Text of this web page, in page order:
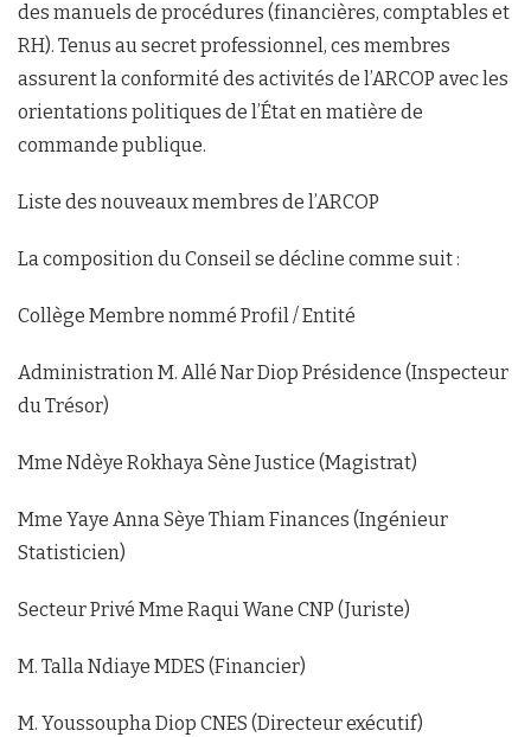
des manuels de procédures (financières, comptables et
RH). Tenus au secret professionnel, ces membres
assurent la conformité des activités de l’ARCOP avec les
orientations politiques de l’État en matière de
commande publique.
Liste des nouveaux membres de l’ARCOP
La composition du Conseil se décline comme suit :
Collège Membre nommé Profil / Entité
Administration M. Allé Nar Diop Présidence (Inspecteur
du Trésor)
Mme Ndèye Rokhaya Sène Justice (Magistrat)
Mme Yaye Anna Sèye Thiam Finances (Ingénieur
Statisticien)
Secteur Privé Mme Raqui Wane CNP (Juriste)
M. Talla Ndiaye MDES (Financier)
M. Youssoupha Diop CNES (Directeur exécutif)